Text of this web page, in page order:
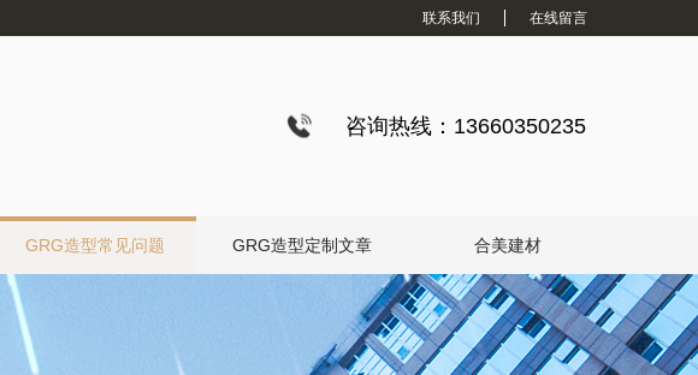
联系我们 在线留言
咨询热线：13660350235
GRG造型常见问题 GRG造型定制文章 合美建材